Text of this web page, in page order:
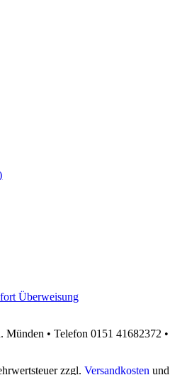
Überweisung
• Telefon 0151 41682372 •
zzgl.Versandkosten und